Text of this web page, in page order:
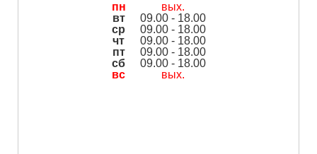
пн
вых.
вт
09.00 - 18.00
ср
09.00 - 18.00
чт
09.00 - 18.00
пт
09.00 - 18.00
сб
09.00 - 18.00
вс
вых.